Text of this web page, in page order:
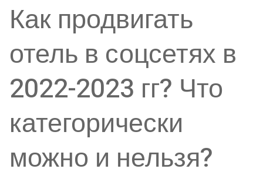
Как продвигать
отель в соцсетях в
2022-2023 гг? Что
категорически
можно и нельзя?